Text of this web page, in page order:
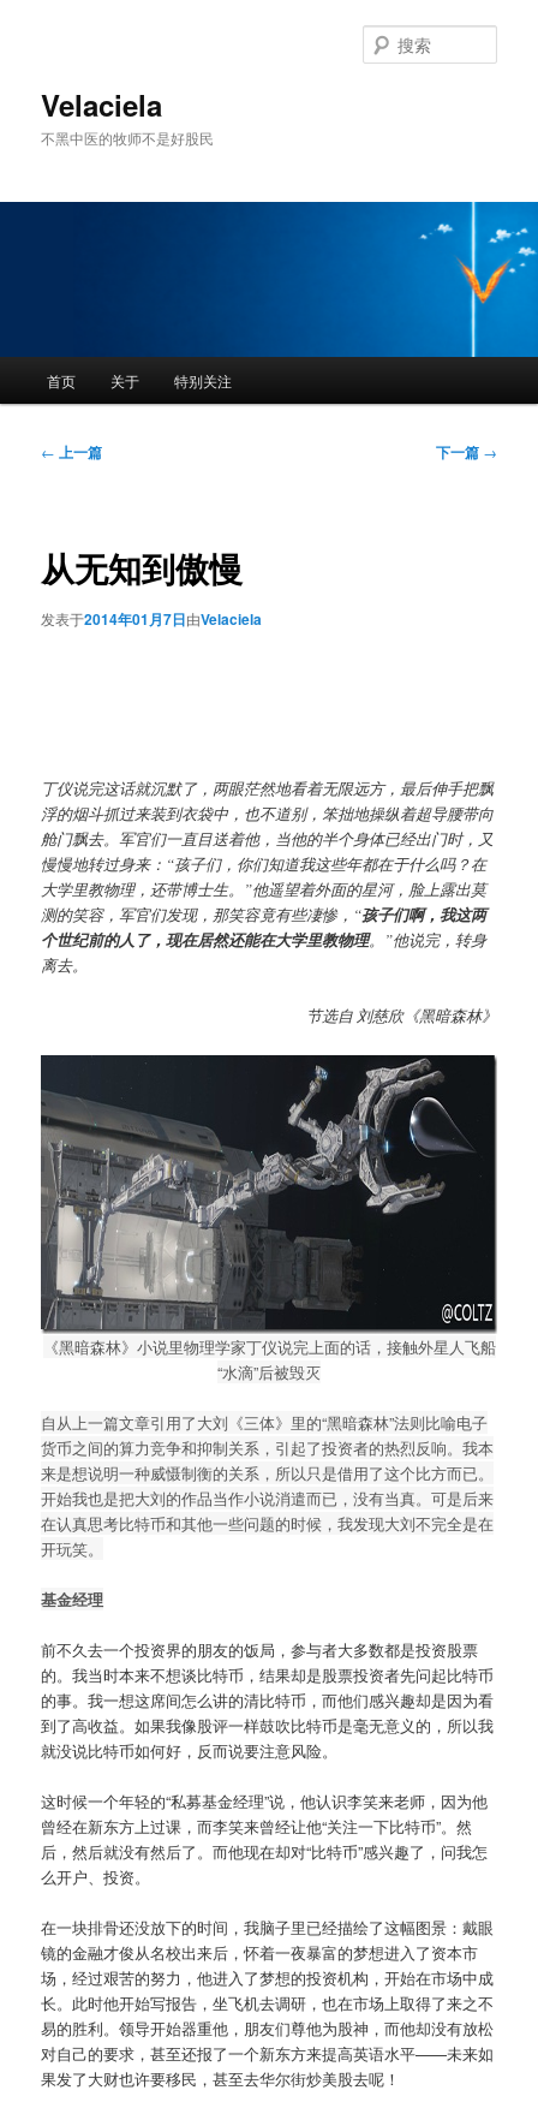
Velaciela
不黑中医的牧师不是好股民
索
首页 关于 特别关注
文
← 上一篇 下一篇 →
从无知到傲慢
发表于2014年01月7日由Velaciela
丁仪说完这话就沉默了，两眼茫然地看着无限远方，最后伸手把飘
浮的烟斗抓过来装到衣袋中，也不道别，笨拙地操纵着超导腰带向
舱门飘去。军官们一直目送着他，当他的半个身体已经出门时，又
慢慢地转过身来：“孩子们，你们知道我这些年都在于什么吗？在
大学里教物理，还带博士生。”他遥望着外面的星河，脸上露出莫
测的笑容，军官们发现，那笑容竟有些凄惨，“孩子们啊，我这两
个世纪前的人了，现在居然还能在大学里教物理。”他说完，转身
离去。
节选自 刘慈欣《黑暗森林》
《黑暗森林》小说里物理学家丁仪说完上面的话，接触外星人飞船
“水滴”后被毁灭
自从上一篇文章引用了大刘《三体》里的“黑暗森林”法则比喻电子
货币之间的算力竞争和抑制关系，引起了投资者的热烈反响。我本
来是想说明一种威慑制衡的关系，所以只是借用了这个比方而已。
开始我也是把大刘的作品当作小说消遣而已，没有当真。可是后来
在认真思考比特币和其他一些问题的时候，我发现大刘不完全是在
开玩笑。
基金经理
前不久去一个投资界的朋友的饭局，参与者大多数都是投资股票
的。我当时本来不想谈比特币，结果却是股票投资者先问起比特币
的事。我一想这席间怎么讲的清比特币，而他们感兴趣却是因为看
到了高收益。如果我像股评一样鼓吹比特币是毫无意义的，所以我
就没说比特币如何好，反而说要注意风险。
这时候一个年轻的“私募基金经理”说，他认识李笑来老师，因为他
曾经在新东方上过课，而李笑来曾经让他“关注一下比特币”。然
后，然后就没有然后了。而他现在却对“比特币”感兴趣了，问我怎
么开户、投资。
在一块排骨还没放下的时间，我脑子里已经描绘了这幅图景：戴眼
镜的金融才俊从名校出来后，怀着一夜暴富的梦想进入了资本市
场，经过艰苦的努力，他进入了梦想的投资机构，开始在市场中成
长。此时他开始写报告，坐飞机去调研，也在市场上取得了来之不
易的胜利。领导开始器重他，朋友们尊他为股神，而他却没有放松
对自己的要求，甚至还报了一个新东方来提高英语水平——未来如
果发了大财也许要移民，甚至去华尔街炒美股去呢！